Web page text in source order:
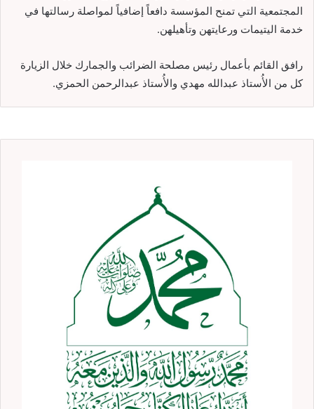
المجتمعية التي تمنح المؤسسة دافعاً إضافياً لمواصلة رسالتها في
خدمة اليتيمات ورعايتهن وتأهيلهن.
رافق القائم بأعمال رئيس مصلحة الضرائب والجمارك خلال الزيارة
كل من الأُستاذ عبدالله مهدي والأُستاذ عبدالرحمن الحمزي.